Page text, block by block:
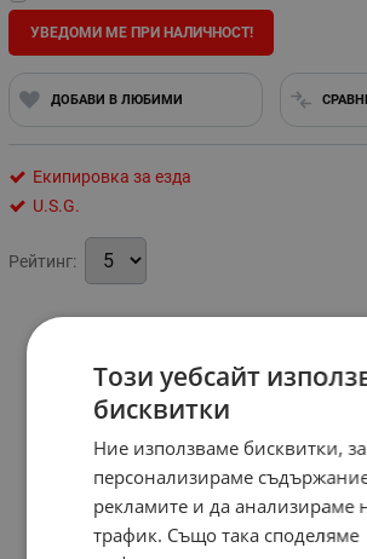
УВЕДОМИ МЕ ПРИ НАЛИЧНОСТ!
ДОБАВИ В ЛЮБИМИ
Екипировка за езда
U.S.G.
Рейтинг:
Този уебсайт
бисквитки
Ние използваме бисквитки,
персонализираме
рекламите и да анализираме
трафик. Също така споделяме